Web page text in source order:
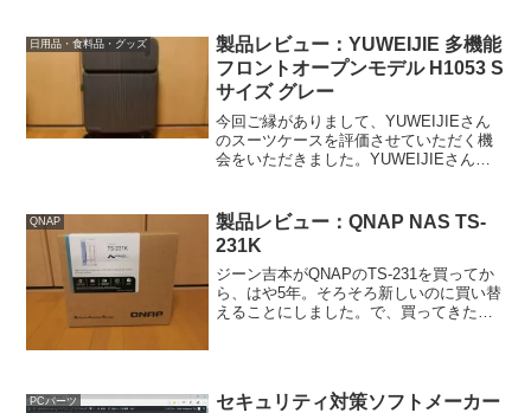
体...
日用品・食料品・グッズ
製品レビュー：YUWEIJIE 多機能
フロントオープンモデル H1053 S
サイズ グレー
今回ご縁がありまして、YUWEIJIEさん
のスーツケースを評価させていただく機
会をいただきました。YUWEIJIEさんの
書いてあったので、便宜上この製品の名
前をH1...
QNAP
製品レビュー：QNAP NAS TS-
231K
ジーン吉本がQNAPのTS-231を買ってか
ら、はや5年。そろそろ新しいのに買い替
えることにしました。で、買ってきたの
PCパーツ
セキュリティ対策ソフトメーカー